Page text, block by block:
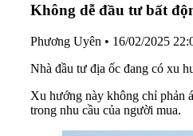
Không dễ đầu tư bất
Phương Uyên • 16/02/2025
Nhà đầu tư địa ốc đang có xu
Xu hướng này không chỉ phản
trong nhu cầu của người mua.